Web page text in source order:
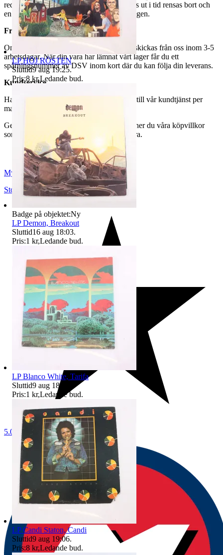
redo för avhämtning. Ordrar som ej hämtas ut i tid rensas bort och
en avgift på 84 kr dras av från återbetalningen.
Frakt
Om du har valt frakt kommer din vara att skickas från oss inom 3-5
arbetsdagar. När din vara har lämnat vårt lager får du ett
spårningsnummer av DSV inom kort där du kan följa din leverans.
Kundservice
Har du frågor eller funderingar hör av dig till vår kundtjänst per
mail:
webbshop@myrorna.se
Genom att buda på våra annonser godkänner du våra köpvillkor
som du hittar på vår infosida här på Tradera.
Myrorna
Stockholm ,Sverige
5.0
LP HÖJ RÖSTEN
Sluttid9 aug 19:25.
Pris:8 kr,Ledande bud.
Badge på objektet:Ny
LP Demon, Breakout
Sluttid16 aug 18:03.
Pris:1 kr,Ledande bud.
LP Blanco White, Tarifa
Sluttid9 aug 18:31
Pris:1 kr,Ledande bud.
LP Candi Staton, Candi
Sluttid9 aug 19:06.
Pris:8 kr,Ledande bud.